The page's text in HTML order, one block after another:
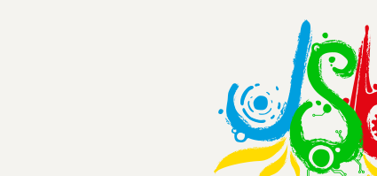
Jeunes-Science Bordeaux